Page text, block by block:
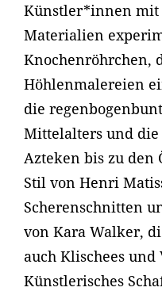
Künstler*innen mit
Materialien
Knochenröhrchen,
Höhlenmalereien
die
Mittelalters und die
Azteken bis zu den
Stil von Henri
Scherenschnitten
von Kara Walker,
auch Klischees
Künstlerisches